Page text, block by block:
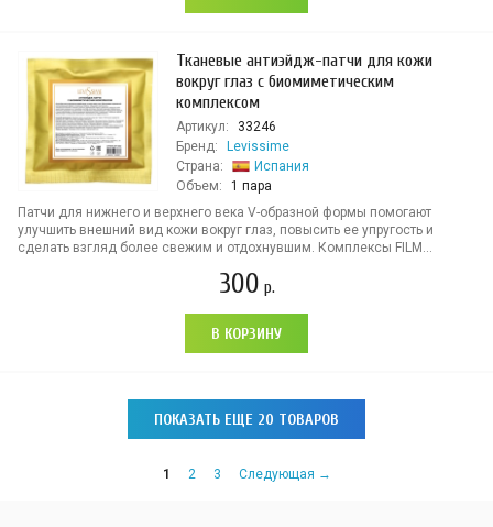
Тканевые антиэйдж-патчи для кожи
вокруг глаз с биомиметическим
комплексом
Артикул:
33246
Бренд:
Levissime
Страна:
Испания
Объем:
1 пара
Патчи для нижнего и верхнего века V-образной формы помогают
улучшить внешний вид кожи вокруг глаз, повысить ее упругость и
сделать взгляд более свежим и отдохнувшим. Комплексы FILM...
300 р.
В КОРЗИНУ
ПОКАЗАТЬ ЕЩЕ 20 ТОВАРОВ
1 2 3 Следующая →